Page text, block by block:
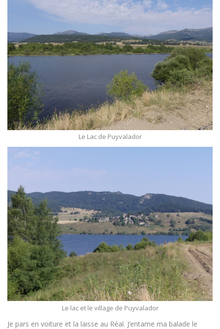
Le Lac de Puyvalador
Le lac et le village de Puyvalador
Je pars en voiture et la laisse au Réal. J’entame ma balade le